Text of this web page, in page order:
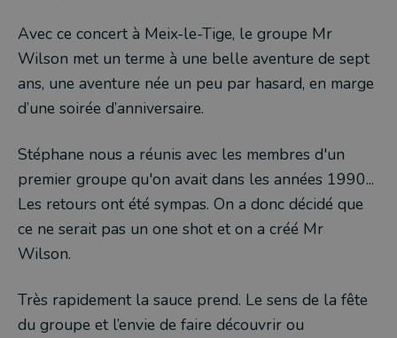
Avec ce concert à Meix-le-Tige, le groupe Mr
Wilson met un terme à une belle aventure de sept
ans, une aventure née un peu par hasard, en marge
d’une soirée d’anniversaire.
Stéphane nous a réunis avec les membres d'un
premier groupe qu'on avait dans les années 1990...
Les retours ont été sympas. On a donc décidé que
ce ne serait pas un one shot et on a créé Mr
Wilson.
Très rapidement la sauce prend. Le sens de la fête
du groupe et l’envie de faire découvrir ou